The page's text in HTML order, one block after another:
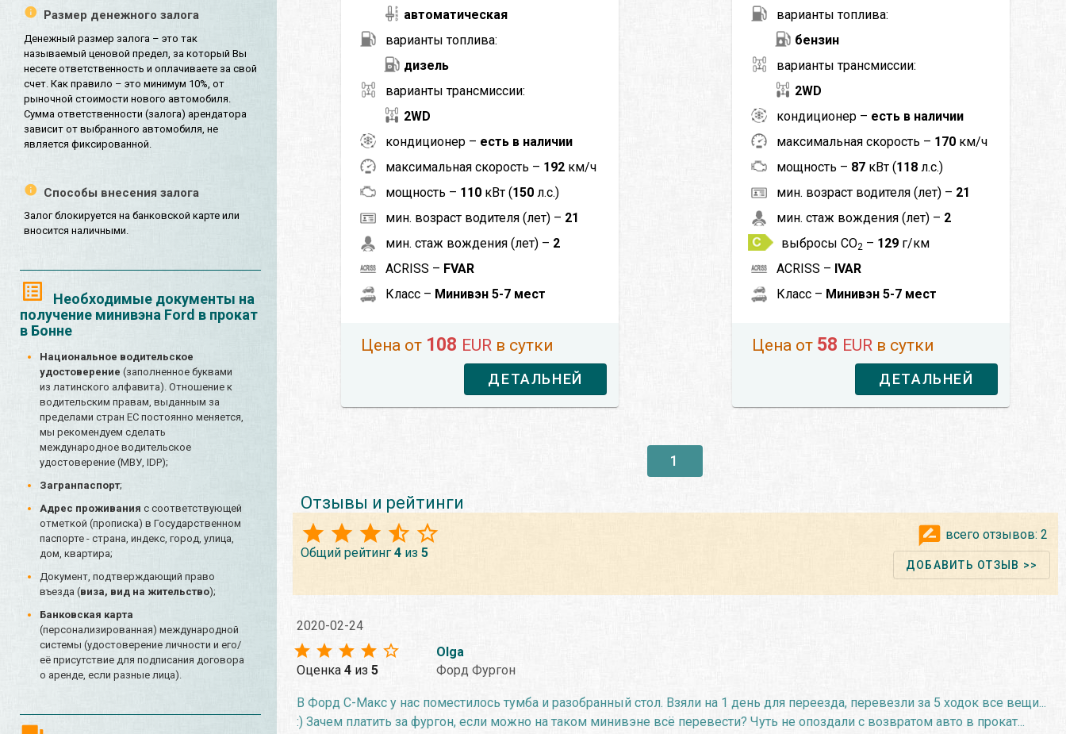
Размер денежного залога
Денежный размер залога – это так
называемый ценовой предел, за который Вы
несете ответственность и оплачиваете за свой
счет. Как правило – это минимум 10%, от
рыночной стоимости нового автомобиля.
Сумма ответственности (залога) арендатора
зависит от выбранного автомобиля, не
является фиксированной.
Способы внесения залога
Залог блокируется на банковской карте или
вносится наличными.
Необходимые документы на
получение минивэна Ford в прокат
в Бонне
Национальное водительское
удостоверение (заполненное буквами
из латинского алфавита). Отношение к
водительским правам, выданным за
пределами стран ЕС постоянно меняется,
мы рекомендуем сделать
международное водительское
удостоверение (МВУ, IDP);
Загранпаспорт;
Адрес проживания с соответствующей
отметкой (прописка) в Государственном
паспорте - страна, индекс, город, улица,
дом, квартира;
Документ, подтверждающий право
въезда (виза, вид на жительство);
Банковская карта
(персонализированная) международной
системы (удостоверение личности и его/
её присутствие для подписания договора
о аренде, если разные лица).
автоматическая
варианты топлива:
дизель
варианты трансмиссии:
2WD
кондиционер – есть в наличии
максимальная скорость – 192 км/ч
мощность – 110 кВт (150л.с.)
мин. возраст водителя (лет) – 21
мин. стаж вождения (лет) – 2
ACRISS – FVAR
Класс – Минивэн 5-7 мест
Цена от 108 EUR в сутки
ДЕТАЛЬНЕЙ
варианты топлива:
бензин
варианты трансмиссии:
2WD
кондиционер – есть в наличии
максимальная скорость – 170 км/ч
мощность – 87 кВт (118л.с.)
мин. возраст водителя (лет) – 21
мин. стаж вождения (лет) – 2
выбросы CO2 – 129 г/км
ACRISS – IVAR
Класс – Минивэн 5-7 мест
Цена от 58 EUR в сутки
ДЕТАЛЬНЕЙ
1
Отзывы и рейтинги
Общий рейтинг 4из 5
всего отзывов: 2
ДОБАВИТЬ ОТЗЫВ >>
2020-02-24
Оценка 4из 5
Olga
Форд Фургон
В Форд С-Макс у нас поместилось тумба и разобранный стол. Взяли на 1 день для переезда, перевезли за 5 ходок все вещи...
:) Зачем платить за фургон, если можно на таком минивэне всё перевести? Чуть не опоздали с возвратом авто в прокат...